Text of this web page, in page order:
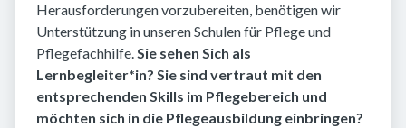
Herausforderungen vorzubereiten, benötigen wir
Unterstützung in unseren Schulen für Pflege und
Pflegefachhilfe.Sie sehen Sich als
Lernbegleiter*in? Sie sind vertraut mit den
entsprechenden Skills im Pflegebereich und
möchten sich in die Pflegeausbildung einbringen?